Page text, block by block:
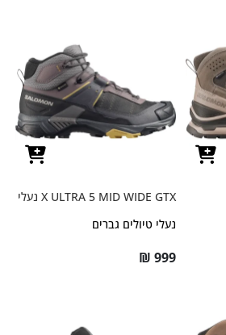
X ULTRA 5 MID WIDE GTX נעלי
נעלי טיולים גברים
₪ 999